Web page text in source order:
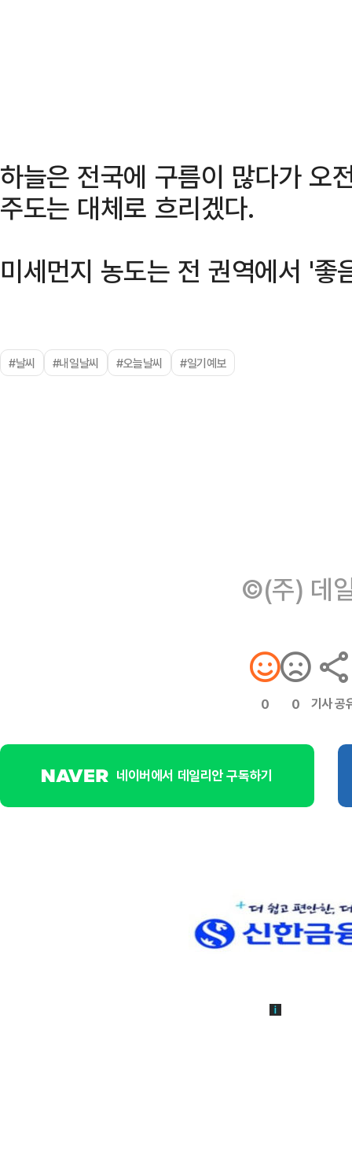
하늘은 전국에 구름이 많다가 오
주도는 대체로 흐리겠다.
미세먼지 농도는 전 권역에서 '
#날씨 #내일날씨 #오늘날씨 #일기예보
©(주) 데
0 0 기사 공
네이버에서 데일리안 구독하기